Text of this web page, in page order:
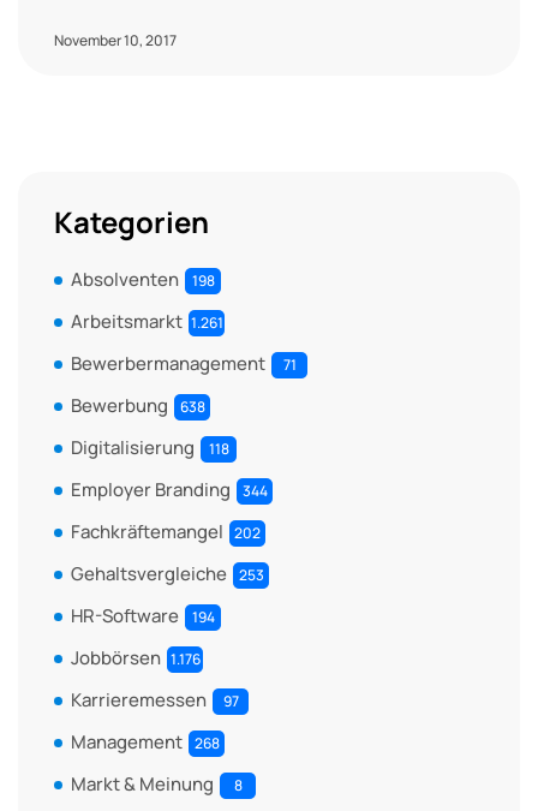
November 10, 2017
Kategorien
Absolventen 198
Arbeitsmarkt 1.261
Bewerbermanagement 71
Bewerbung 638
Digitalisierung 118
Employer Branding 344
Fachkräftemangel 202
Gehaltsvergleiche 253
HR-Software 194
Jobbörsen 1.176
Karrieremessen 97
Management 268
Markt & Meinung 8